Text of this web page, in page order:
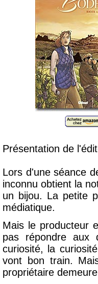
Présentation de
Lors d'une séance
inconnu obtient la
un bijou. La petite
médiatique.
Mais le producteur
pas répondre aux
curiosité, la
vont bon train.
propriétaire